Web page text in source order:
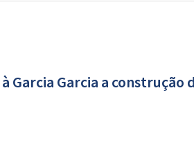
Garcia Garcia a construção